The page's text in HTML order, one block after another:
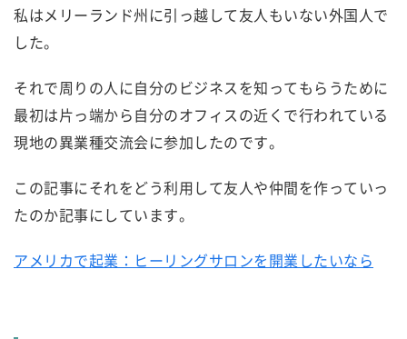
私はメリーランド州に引っ越して友人もいない外国人で
した。
それで周りの人に自分のビジネスを知ってもらうために
最初は片っ端から自分のオフィスの近くで行われている
現地の異業種交流会に参加したのです。
この記事にそれをどう利用して友人や仲間を作っていっ
たのか記事にしています。
アメリカで起業：ヒーリングサロンを開業したいなら